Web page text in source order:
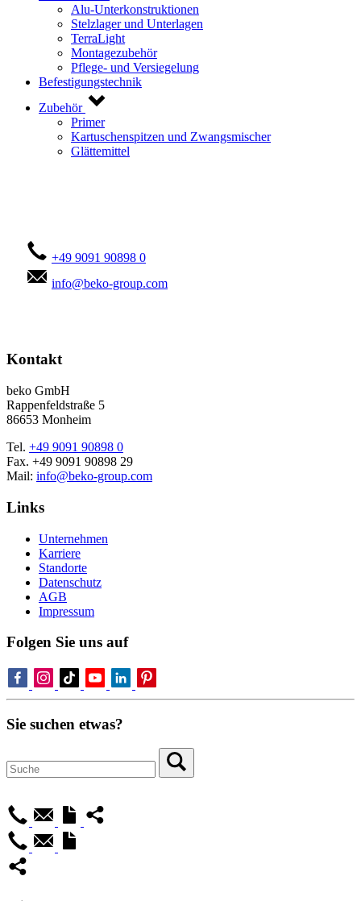
Alu-Unterkonstruktionen
Stelzlager und Unterlagen
TerraLight
Montagezubehör
Pflege- und Versiegelung
Befestigungstechnik
Zubehör
Primer
Kartuschenspitzen und Zwangsmischer
Glättemittel
+49 9091 90898 0
info@beko-group.com
Kontakt
beko GmbH
Rappenfeldstraße 5
86653 Monheim
Tel. +49 9091 90898 0
Fax. +49 9091 90898 29
Mail: info@beko-group.com
Links
Unternehmen
Karriere
Standorte
Datenschutz
AGB
Impressum
Folgen Sie uns auf
Sie suchen etwas?